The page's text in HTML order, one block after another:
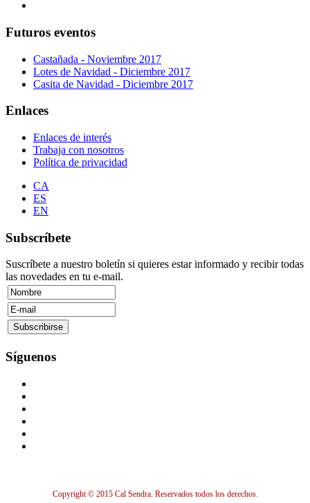
Futuros eventos
Castañada - Noviembre 2017
Lotes de Navidad - Diciembre 2017
Casita de Navidad - Diciembre 2017
Enlaces
Enlaces de interés
Trabaja con nosotros
Política de privacidad
CA
ES
EN
Subscríbete
Suscríbete a nuestro boletín si quieres estar informado y recibir todas
las novedades en tu e-mail.
Síguenos
Copyright © 2015 Cal Sendra. Reservados todos los derechos.